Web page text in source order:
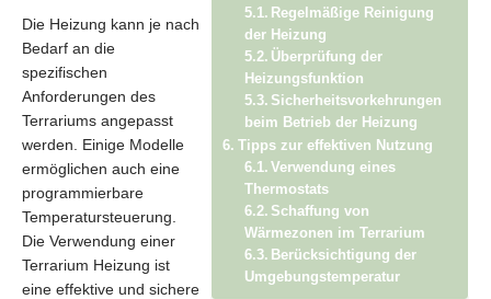
Regelmäßige Reinigung
der Heizung
Überprüfung der
Heizungsfunktion
Sicherheitsvorkehrungen
beim Betrieb der Heizung
Tipps zur effektiven Nutzung
Verwendung eines
Thermostats
Schaffung von
Wärmezonen im Terrarium
Berücksichtigung der
Umgebungstemperatur
Die Heizung kann je nach
Bedarf an die
spezifischen
Anforderungen des
Terrariums angepasst
werden. Einige Modelle
ermöglichen auch eine
programmierbare
Temperatursteuerung.
Die Verwendung einer
Terrarium Heizung ist
eine effektive und sichere